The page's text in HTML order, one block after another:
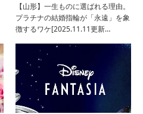
【山形】一生ものに選ばれる理由。
プラチナの結婚指輪が「永遠」を象
徴するワケ[2025.11.11更新…